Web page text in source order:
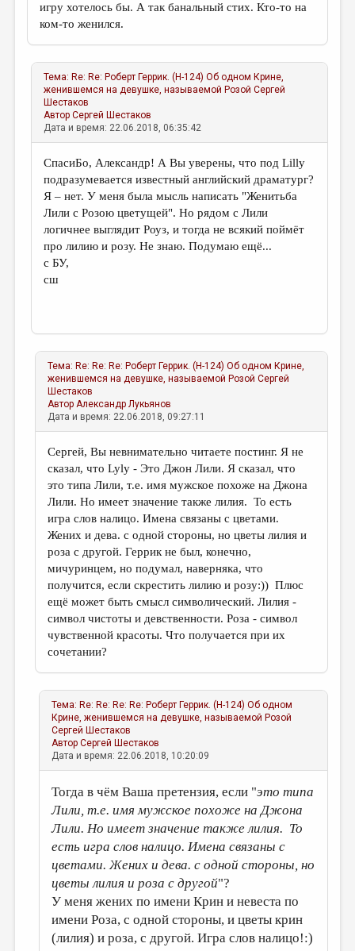
игру хотелось бы. А так банальный стих. Кто-то на
ком-то женился.
Тема: Re: Re: Роберт Геррик. (Н-124) Об одном Крине,
женившемся на девушке, называемой РозойСергей
Шестаков
АвторСергей Шестаков
Дата и время: 22.06.2018, 06:35:42
СпасиБо, Александр! А Вы уверены, что под Lilly
подразумевается известный английский драматург?
Я – нет. У меня была мысль написать "Женитьба
Лили с Розою цветущей". Но рядом с Лили
логичнее выглядит Роуз, и тогда не всякий поймёт
про лилию и розу. Не знаю. Подумаю ещё...
с БУ,
сш
Тема: Re: Re: Re: Роберт Геррик. (Н-124) Об одном Крине,
женившемся на девушке, называемой РозойСергей
Шестаков
АвторАлександр Лукьянов
Дата и время: 22.06.2018, 09:27:11
Сергей, Вы невнимательно читаете постинг. Я не
сказал, что Lyly - Это Джон Лили. Я сказал, что
это типа Лили, т.е. имя мужское похоже на Джона
Лили. Но имеет значение также лилия. То есть
игра слов налицо. Имена связаны с цветами.
Жених и дева. с одной стороны, но цветы лилия и
роза с другой. Геррик не был, конечно,
мичуринцем, но подумал, наверняка, что
получится, если скрестить лилию и розу:)) Плюс
ещё может быть смысл символический. Лилия -
символ чистоты и девственности. Роза - символ
чувственной красоты. Что получается при их
сочетании?
Тема: Re: Re: Re: Re: Роберт Геррик. (Н-124) Об одном
Крине, женившемся на девушке, называемой Розой
Сергей Шестаков
АвторСергей Шестаков
Дата и время: 22.06.2018, 10:20:09
Тогда в чём Ваша претензия, если "это типа
Лили, т.е. имя мужское похоже на Джона
Лили. Но имеет значение также лилия. То
есть игра слов налицо. Имена связаны с
цветами. Жених и дева. с одной стороны, но
цветы лилия и роза с другой"?
У меня жених по имени Крин и невеста по
имени Роза, с одной стороны, и цветы крин
(лилия) и роза, с другой. Игра слов налицо!:)